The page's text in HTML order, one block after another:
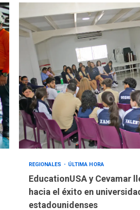
REGIONALES ÚLTIMA HORA
EducationUSA y Cevamar
hacia el éxito en
estadounidenses